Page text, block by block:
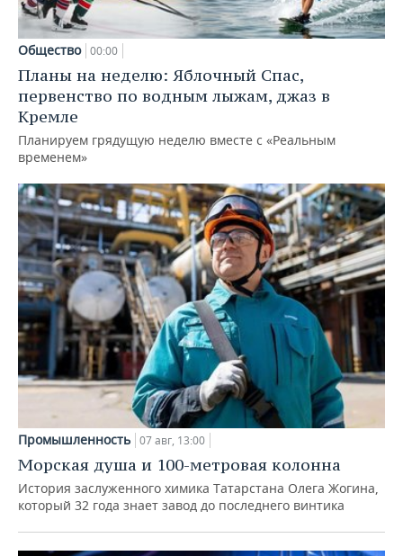
Общество 00:00
Планы на неделю: Яблочный Спас,
первенство по водным лыжам, джаз в
Кремле
Планируем грядущую неделю вместе с «Реальным
временем»
Промышленность 07 авг, 13:00
Морская душа и 100-метровая колонна
История заслуженного химика Татарстана Олега Жогина,
который 32 года знает завод до последнего винтика